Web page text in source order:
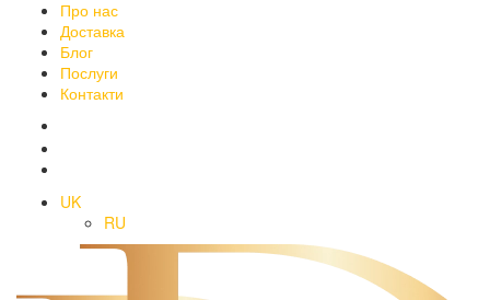
Про нас
Доставка
Блог
Послуги
Контакти
UK
RU